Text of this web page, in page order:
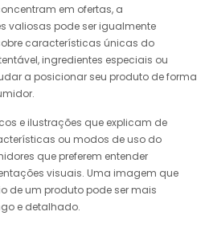
em ofertas, a
valiosas pode ser igualmente
características únicas do
ingredientes especiais ou
a posicionar seu produto de forma
e ilustrações que explicam de
ou modos de uso do
que preferem entender
visuais. Uma imagem que
de um produto pode ser mais
e detalhado.